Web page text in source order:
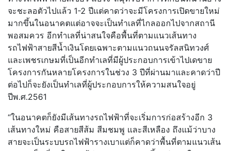
จะชะลอตัวไปแล้ว 1-2 ปีแต่คาดว่าจะมีโครงการเปิดขายใหม่
มากขึ้นในอนาคตแต่อาจจะเป็นทำเลที่ไกลออกไปจากสถานี
พอสมควร อีกทำเลที่น่าสนใจคือพื้นที่ตามแนวเส้นทาง
รถไฟฟ้าสายสีน้ำเงินโดยเฉพาะตามแนวถนนจรัลสนิทวงศ์
และเพชรเกษมที่เป็นอีกทำเลที่มีผู้ประกอบการเข้าไปเดขาย
โครงการกันหลายโครงการในช่วง 3 ปีที่ผ่านมาและคาดว่าปี
ต่อไปก็จะยังเป็นทำเลที่ผู้ประกอบการให้ความสนใจอยู่
ปีพ.ศ.2561
“ในอนาคตก็ยังมีเส้นทางรถไฟฟ้าที่จะเริ่มการก่อสร้างอีก 3
เส้นทางใหม่ คือสายสีส้ม สีมชมพู และสีเหลือง ถึงแม้ว่าบาง
สายจะเป็นระบบรถไฟฟ้ารางเบาแต่ก็คาดว่าพื้นที่ตามแนวเส้น